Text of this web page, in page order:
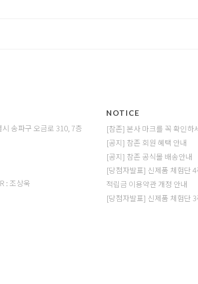
송파구 오금로 310, 7층
: 조상욱
NOTICE
[참존] 본사 마크를 꼭 확인하
[공지] 참존 회원 혜택 안내
[공지] 참존 공식몰 배송안내
[당첨자발표] 신제품 체험단
적립금 이용약관 개정 안내
[당첨자발표] 신제품 체험단